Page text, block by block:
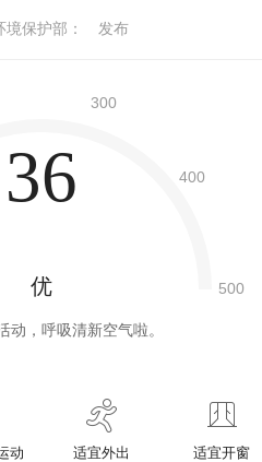
境保护部： 发布
36
优
动，呼吸清新空气啦。
动 适宜外出 适宜开窗